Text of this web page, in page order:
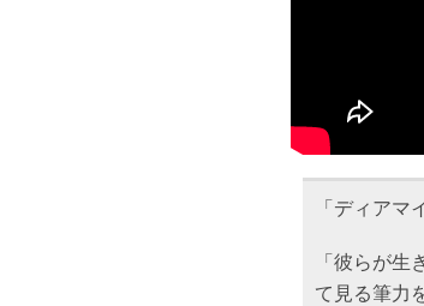
「ディアマ
「彼らが
て見る筆力